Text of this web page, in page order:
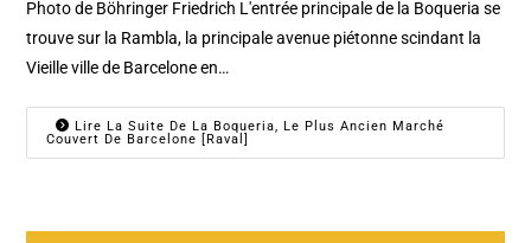
Photo de Böhringer Friedrich L'entrée principale de la Boqueria se
trouve sur la Rambla, la principale avenue piétonne scindant la
Vieille ville de Barcelone en…
Lire La Suite De La Boqueria, Le Plus Ancien Marché
Couvert De Barcelone [Raval]